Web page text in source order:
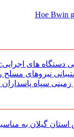
Hoe Bwin
های
نیرو‌های مسلح
زمینی سپاه
گیلان به